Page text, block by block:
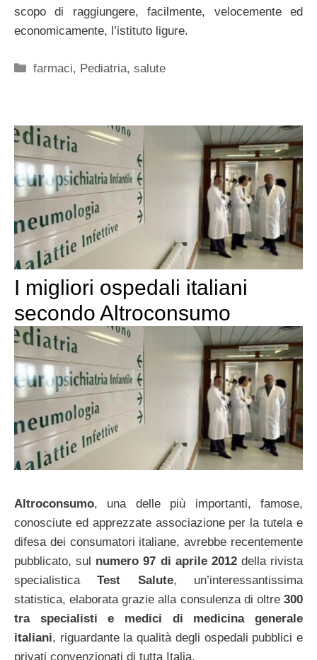
scopo di raggiungere, facilmente, velocemente ed
economicamente, l’istituto ligure.
Categorie
farmaci, Pediatria,salute
I migliori ospedali italiani
secondo Altroconsumo
Altroconsumo, una delle più importanti, famose,
conosciute ed apprezzate associazione per la tutela e
difesa dei consumatori italiane, avrebbe recentemente
pubblicato, sul numero 97 di aprile 2012della rivista
specialisticaTest Salute, un’interessantissima
statistica, elaborata grazie alla consulenza di oltre 300
tra specialisti e medici di medicina generale
italiani, riguardante la qualità degli ospedali pubblici e
privati convenzionati di tutta Italia.